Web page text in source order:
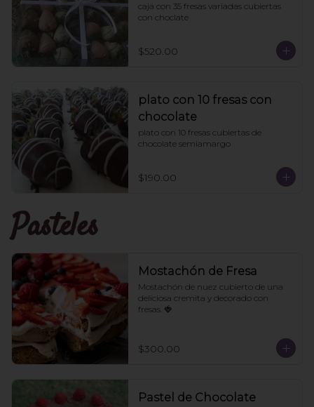
caja con 35 fresas variadas cubiertas
con choclate
$520.00
plato con 10 fresas con
chocolate
plato con 10 fresas cubiertas de
chocolate semiamargo
$190.00
Pasteles
Mostachón de Fresa
Mostachón de nuez cubierto de una
deliciosa cremita y decorado con
fresas. 🍓
$300.00
Pastel de Chocolate